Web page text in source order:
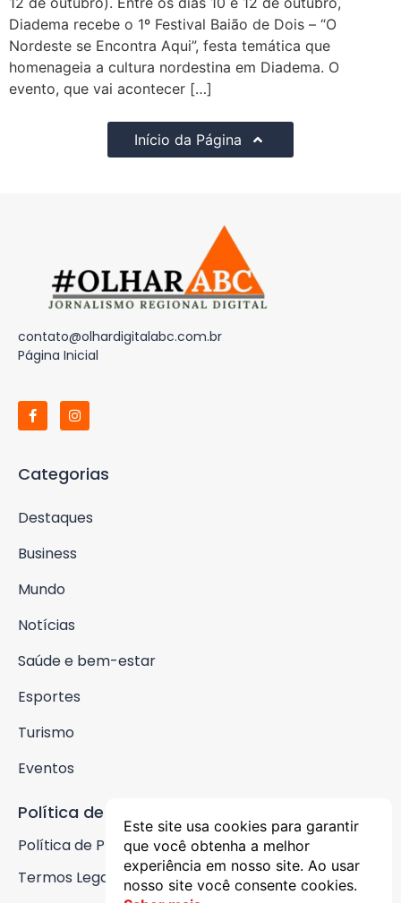
Diadema recebe o 1º Festival Baião de Dois – “O
Nordeste se Encontra Aqui”, festa temática que
homenageia a cultura nordestina em Diadema. O
evento, que vai acontecer […]
Início da Página
contato@olhardigitalabc.com.br
Página Inicial
Categorias
Destaques
Business
Mundo
Notícias
Saúde e bem-estar
Esportes
Turismo
Eventos
Política de Privacidade
Política de Privacidade
Termos Legais
Este site usa cookies para garantir
que você obtenha a melhor
experiência em nosso site. Ao usar
nosso site você consente cookies.